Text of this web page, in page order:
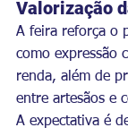
Valorização
A feira reforça o
como expressão
renda, além de
entre artesãos e
A expectativa é